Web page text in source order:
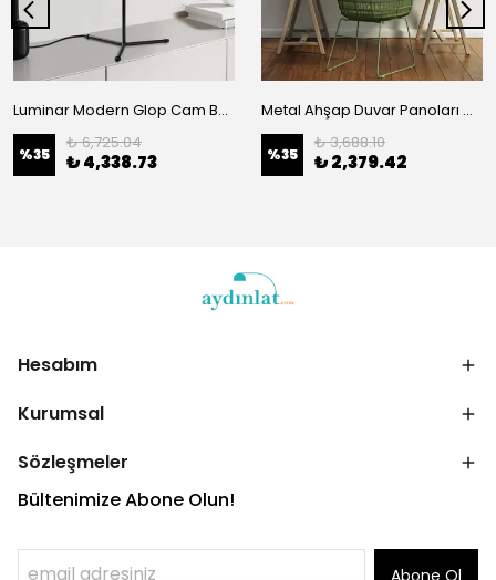
Luminar Modern Glop Cam Başlıklı Masa Lambası Dekoratif Aydınlatma Siyah 14160
%35
₺ 6,725.04
₺ 4,338.73
Metal Ahşap Duvar Panoları Ma-359
%35
₺ 3,688.10
₺ 2,379.42
Hesabım
Kurumsal
Sözleşmeler
Bültenimize Abone Olun!
Abone Ol